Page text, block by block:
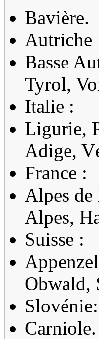
Bavière.
Autriche
Basse
Tyrol,
Italie :
Ligurie,
Adige,
France :
Alpes de
Alpes,
Suisse :
Obwald,
Slovénie:
Carniole.